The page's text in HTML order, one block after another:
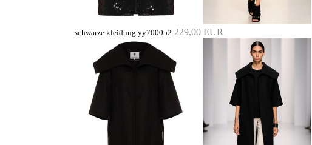
schwarze kleidung yy700052 229,00 EUR